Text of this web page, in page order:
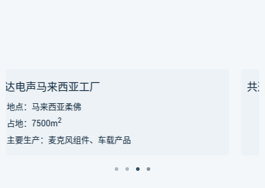
共达电声浙江工厂
地点：浙江义乌
占地：50亩
主要生产：手机扬声器、车载扬声器、机构件